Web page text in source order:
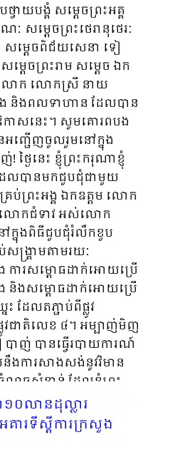
វាយបង្គំ សម្តេចព្រះអគ្គ
សម្តេចព្រះថេរានុថេរៈ
ៈ សម្តេចពិជ័យសេនា ទៀ
េចព្រះរាម សម្តេច ឯក
លោក លោកស្រី នាយ
និងពលទាហាន ដែលបាន
ាសនេះ។ សូមគោរពបង
អញ្ជើញចូលរួមនៅក្នុង
ងៃនេះ ខ្ញុំព្រះករុណាខ្ញុំ
ែលបានមកជួបជុំជាមួយ
ប់ព្រះអង្គ ឯកឧត្តម លោក
លោកជំទាវ អស់លោក
ក្នុងពិធីជួបជុំរំលឹកខួប
ង្គ្រាមតាមរយៈ
ារសម្ពោធដាក់អោយ​ប្រើ
និងសម្ពោធដាក់អោយប្រើ
ដែលតភ្ជាប់ពីផ្លូវ
ជាតិលេខ ៤។ អម្បាញ់មិញ
ាញ់ បានធ្វើរបាយការណ៍
ការសាងសង់នូវវិមាន
ចំណុចសំខាន់ ដែលខ្ញុំព្រះ
ទីនេះ ពាក់ព័ន្ធជាមួយនឹង
ស់យើង ដែលយើងគួរតែ
វេលាមួយសមស្រប គឺរយៈ
០លានដុល្លារ
រទីស្តីការក្រសួង